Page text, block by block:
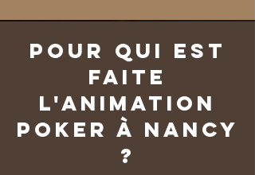
Pour qui est
faite
l'animation
Poker à Nancy
?